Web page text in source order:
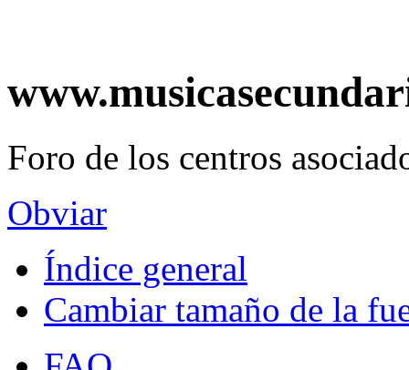
Foro de los centros
Obviar
Índice general
Cambiar tamaño de la